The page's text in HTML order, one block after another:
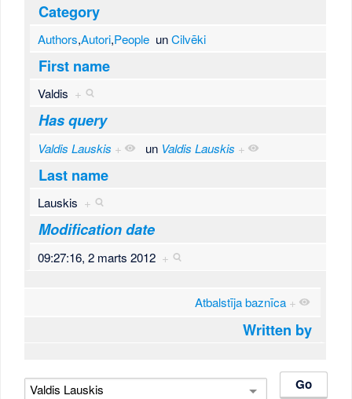
Category
Authors,Autori,PeopleunCilvēki
First name
Valdis +
Has query
Valdis Lauskis + un Valdis Lauskis +
Last name
Lauskis +
Modification date
09:27:16, 2 marts 2012 +
Atbalstīja baznīca +
Written by